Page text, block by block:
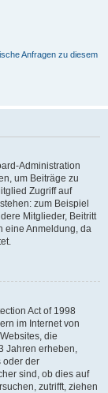
Anfragen zu diesem
Administration
um Beiträge zu
Zugriff auf
zum Beispiel
Mitglieder, Beitritt
eine Anmeldung, da
Act of 1998
im Internet von
die
Jahren erheben,
oder der
sind, ob dies auf
zutrifft, ziehen